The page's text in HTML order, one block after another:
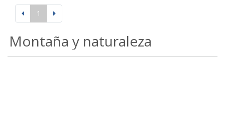
1
Montaña y naturaleza